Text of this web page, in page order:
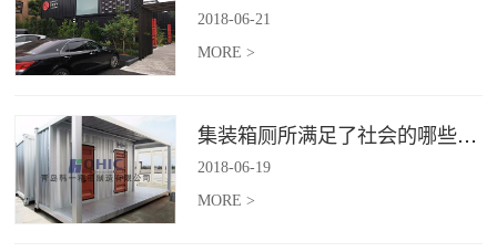
2018-06-21
MORE >
集装箱厕所满足了社会的哪些需求
2018-06-19
MORE >